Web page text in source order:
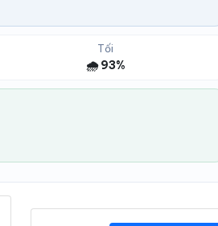
Tối
🌧️ 93%